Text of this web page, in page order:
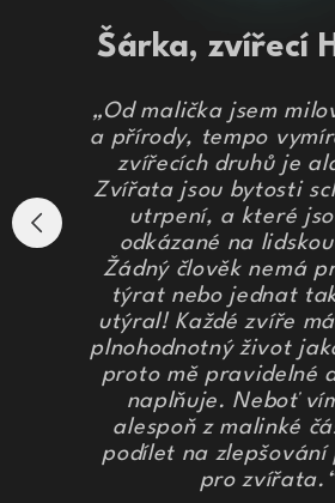
Šárka, zvířecí
„Od malička jsem
a přírody, tempo
zvířecích druhů je
Zvířata jsou bytosti
utrpení, a které
odkázané na
Žádný člověk nemá
týrat nebo jednat
utýral! Každé zvíře
plnohodnotný život
proto mě pravidelné
naplňuje. Neboť
alespoň z malinké
podílet na zlepšování
pro